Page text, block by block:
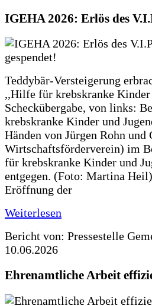
IGEHA 2026: Erlös des
Teddybär-Versteigerung
,,Hilfe für krebskranke
Scheckübergabe, von links:
krebskranke Kinder und
Händen von Jürgen Rohn
Wirtschaftsförderverein) im
für krebskranke Kinder und
entgegen. (Foto: Martina
Eröffnung der
Weiterlesen
Bericht von: Pressestelle
10.06.2026
Ehrenamtliche Arbeit